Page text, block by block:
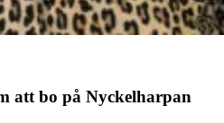
att bo på Nyckelharpan